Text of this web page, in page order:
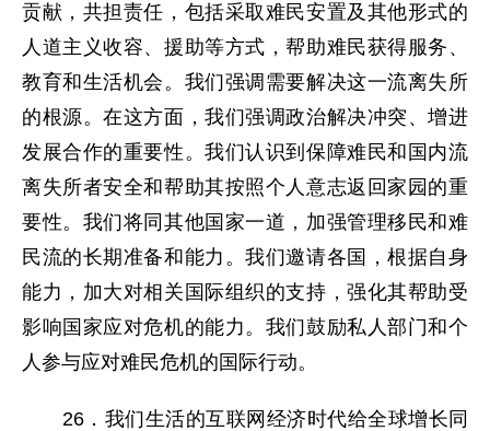
贡献，共担责任，包括采取难民安置及其他形式的
人道主义收容、援助等方式，帮助难民获得服务、
教育和生活机会。我们强调需要解决这一流离失所
的根源。在这方面，我们强调政治解决冲突、增进
发展合作的重要性。我们认识到保障难民和国内流
离失所者安全和帮助其按照个人意志返回家园的重
要性。我们将同其他国家一道，加强管理移民和难
民流的长期准备和能力。我们邀请各国，根据自身
能力，加大对相关国际组织的支持，强化其帮助受
影响国家应对危机的能力。我们鼓励私人部门和个
人参与应对难民危机的国际行动。
26．我们生活的互联网经济时代给全球增长同